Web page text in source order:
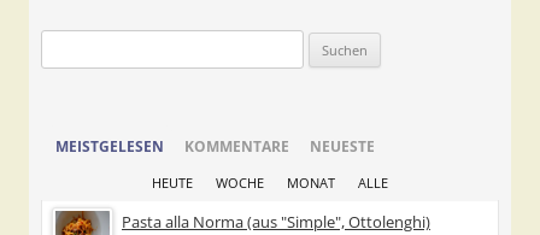
nach:
MEISTGELESEN KOMMENTARE NEUESTE
HEUTE WOCHE MONAT ALLE
Pasta alla Norma (aus "Simple", Ottolenghi)